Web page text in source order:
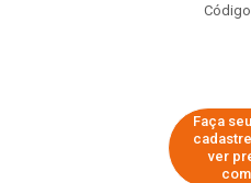
Faça
ver